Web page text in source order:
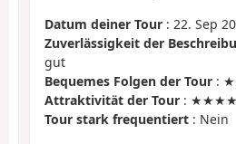
Datum deiner Tour : 22. Sep
Zuverlässigkeit der
gut
Bequemes Folgen der Tour :
Attraktivität der Tour :
Tour stark frequentiert : Nein